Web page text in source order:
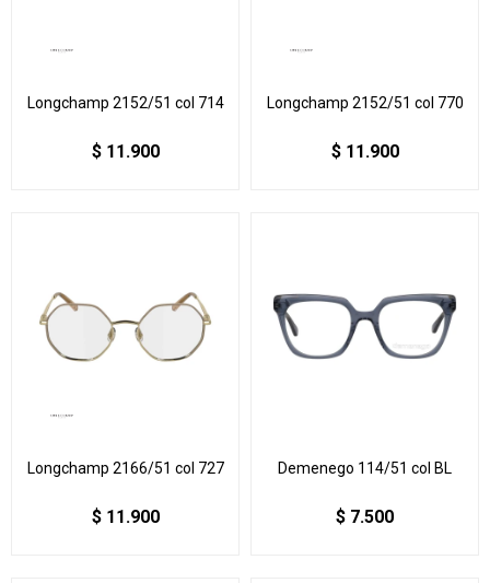
Longchamp 2152/51 col 714
$ 11.900
Longchamp 2152/51 col 770
$ 11.900
Longchamp 2166/51 col 727
$ 11.900
Demenego 114/51 col BL
$ 7.500